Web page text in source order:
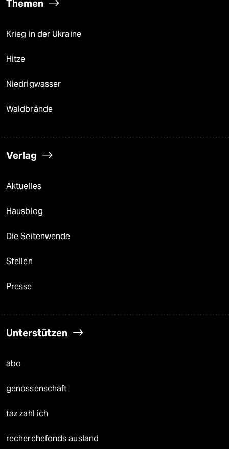
Themen
Krieg in der Ukraine
Hitze
Niedrigwasser
Waldbrände
Verlag
Aktuelles
Hausblog
Die Seitenwende
Stellen
Presse
Unterstützen
abo
genossenschaft
taz zahl ich
recherchefonds ausland